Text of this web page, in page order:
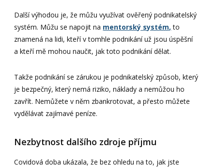
Další výhodou je, že můžu využívat ověřený podnikatelský
systém. Můžu se napojit na mentorský systém, to
znamená na lidi, kteří v tomhle podnikání už jsou úspěšní
a kteří mě mohou naučit, jak toto podnikání dělat.
Takže podnikání se zárukou je podnikatelský způsob, který
je bezpečný, který nemá riziko, náklady a nemůžou ho
zavřít. Nemůžete v něm zbankrotovat, a přesto můžete
vydělávat zajímavé peníze.
Nezbytnost dalšího zdroje příjmu
Covidová doba ukázala, že bez ohledu na to, jak jste